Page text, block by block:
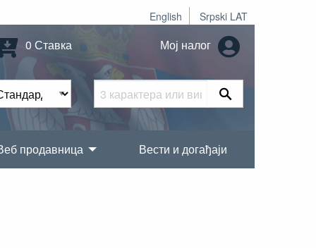
English Srpski LAT
0 Ставка Мој налог
продавница Вести и догађаји